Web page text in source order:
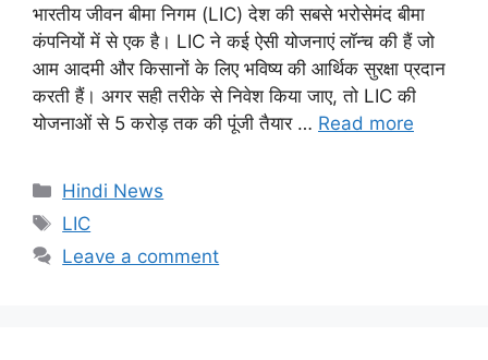
भारतीय जीवन बीमा निगम (LIC) देश की सबसे भरोसेमंद बीमा
कंपनियों में से एक है। LIC ने कई ऐसी योजनाएं लॉन्च की हैं जो
आम आदमी और किसानों के लिए भविष्य की आर्थिक सुरक्षा प्रदान
करती हैं। अगर सही तरीके से निवेश किया जाए, तो LIC की
योजनाओं से 5 करोड़ तक की पूंजी तैयार … Read more
Categories
Hindi News
Tags
LIC
Leave a comment